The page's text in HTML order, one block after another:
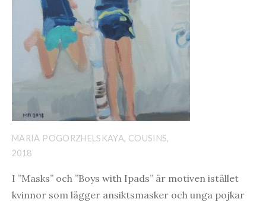
MARIA POGORZHELSKAYA, COUSINS,
2018
I ”Masks” och ”Boys with Ipads” är motiven istället
kvinnor som lägger ansiktsmasker och unga pojkar